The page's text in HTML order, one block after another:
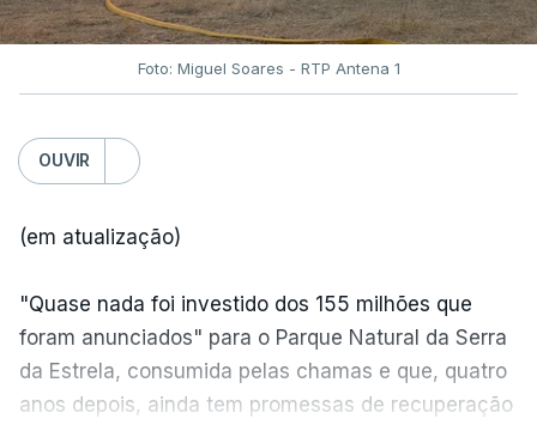
Foto: Miguel Soares - RTP Antena 1
OUVIR
(em atualização)
"Quase nada foi investido dos 155 milhões que
foram anunciados" para o Parque Natural da Serra
da Estrela, consumida pelas chamas e que, quatro
anos depois, ainda tem promessas de recuperação